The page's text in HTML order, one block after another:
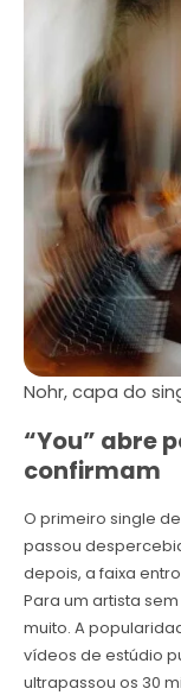
Nohr, capa do
“You” abre
confirmam
O primeiro single de
passou
depois, a faixa
Para um artista
muito. A
vídeos de estúdio
ultrapassou os 30